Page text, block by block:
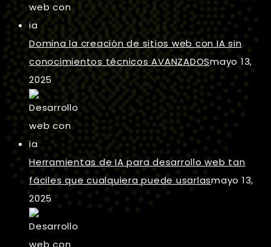
Domina la creación de sitios web con IA sin
conocimientos técnicos AVANZADOSmayo 13,
2025
Herramientas de IA para desarrollo web tan
fáciles que cualquiera puede usarlasmayo 13,
2025